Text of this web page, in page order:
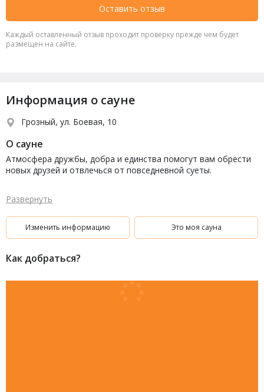
Оставить отзыв
Каждый оставленный отзыв проходит проверку прежде чем будет
размещен на сайте.
Информация о сауне
Грозный, ул. Боевая, 10
О сауне
Атмосфера дружбы, добра и единства помогут вам обрести
новых друзей и отвлечься от повседневной суеты.
Развернуть
Изменить информацию Это моя сауна
Как добраться?